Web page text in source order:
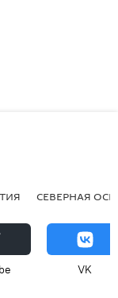
СЕВЕРНАЯ
VK